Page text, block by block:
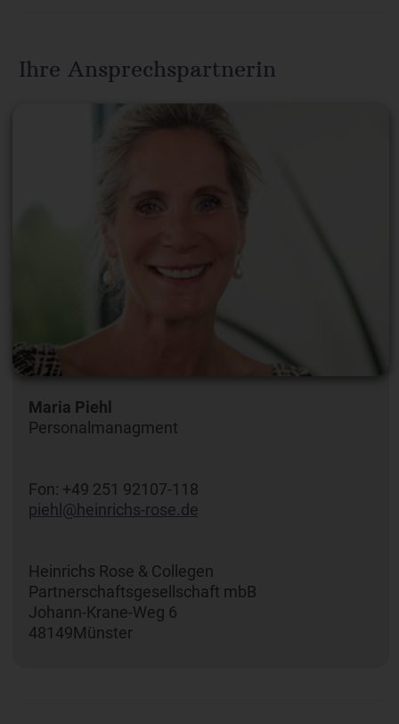
Ihre Ansprechspartnerin
Maria Piehl
Personalmanagment
Fon: +49 251 92107-118
piehl@heinrichs-rose.de
Heinrichs Rose & Collegen
Partnerschaftsgesellschaft mbB
Johann-Krane-Weg 6
48149Münster